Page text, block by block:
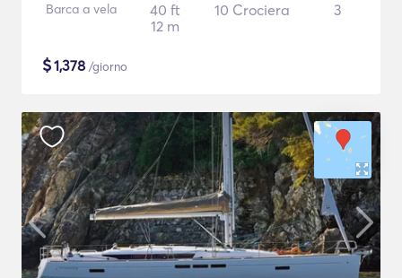
Barca a vela
40 ft
12 m
10 Crociera 3
$1,378 /giorno